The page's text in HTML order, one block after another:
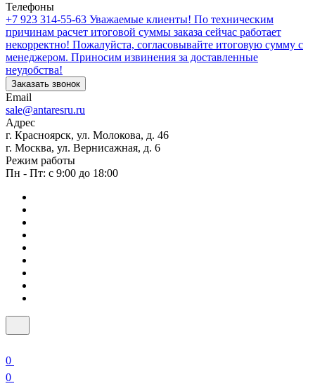
Телефоны
+7 923 314-55-63 Уважаемые клиенты! По техническим
причинам расчет итоговой суммы заказа сейчас работает
некорректно! Пожалуйста, согласовывайте итоговую сумму с
менеджером. Приносим извинения за доставленные
неудобства!
Заказать звонок
Email
sale@antaresru.ru
Адрес
г. Красноярск, ул. Молокова, д. 46
г. Москва, ул. Вернисажная, д. 6
Режим работы
Пн - Пт: с 9:00 до 18:00
0
0